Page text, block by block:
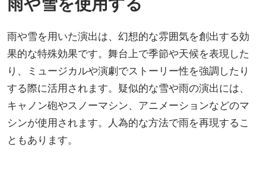
雨や雪を用いた演出は、幻想的な雰囲気を創出する効
果的な特殊効果です。舞台上で季節や天候を表現した
り、ミュージカルや演劇でストーリー性を強調したり
する際に活用されます。疑似的な雪や雨の演出には、
キャノン砲やスノーマシン、アニメーションなどのマ
シンが使用されます。人為的な方法で雨を再現するこ
ともあります。